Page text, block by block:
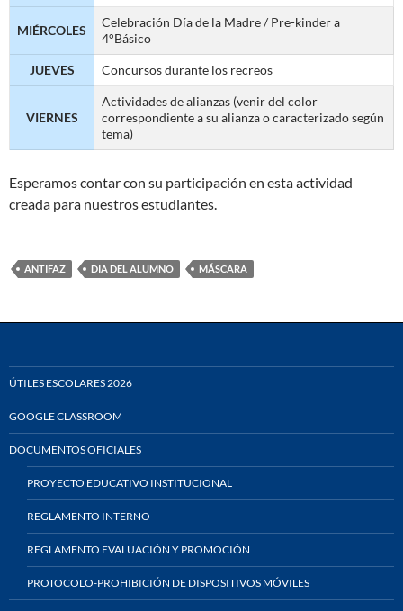
MIÉRCOLES
Celebración Día de la Madre / Pre-kinder a
4°Básico
JUEVES Concursos durante los recreos
VIERNES
Actividades de alianzas (venir del color
correspondiente a su alianza o caracterizado según
tema)
Esperamos contar con su participación en esta actividad
creada para nuestros estudiantes.
ANTIFAZ DIA DEL ALUMNO MÁSCARA
ÚTILES ESCOLARES 2026
GOOGLE CLASSROOM
DOCUMENTOS OFICIALES
PROYECTO EDUCATIVO INSTITUCIONAL
REGLAMENTO INTERNO
REGLAMENTO EVALUACIÓN Y PROMOCIÓN
PROTOCOLO-PROHIBICIÓN DE DISPOSITIVOS MÓVILES